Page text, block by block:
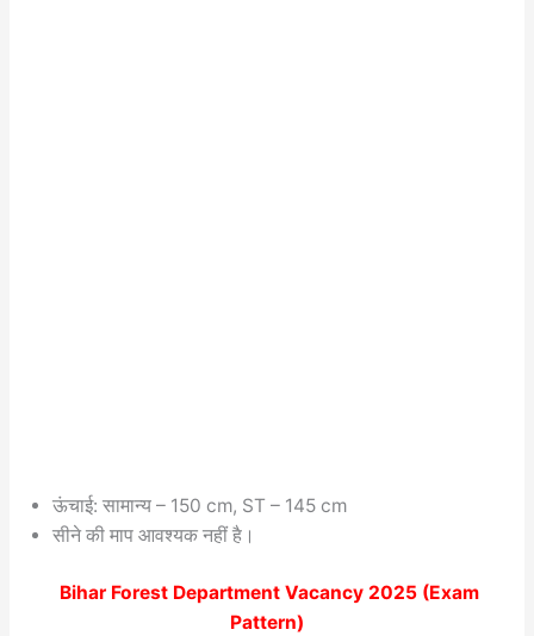
ऊंचाई: सामान्य – 150 cm, ST – 145 cm
सीने की माप आवश्यक नहीं है।
Bihar Forest Department Vacancy 2025 (Exam
Pattern)